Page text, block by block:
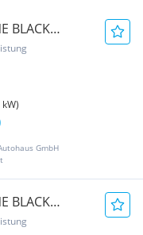
BLACK
kW)
GmbH
BLACK